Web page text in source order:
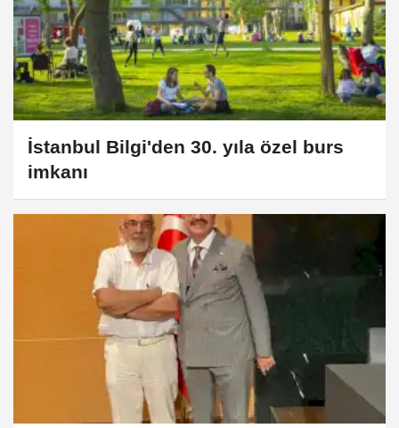
İstanbul Bilgi'den 30. yıla özel burs
imkanı